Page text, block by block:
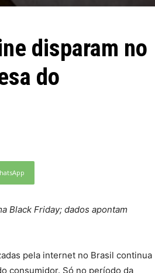
disparam no
do
Black Friday; dados apontam
pela internet no Brasil continua
consumidor. Só no período da